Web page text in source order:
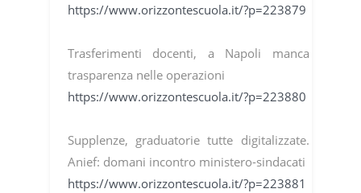
https://www.orizzontescuola.it/?p=223879
Trasferimenti docenti, a Napoli manca
trasparenza nelle operazioni
https://www.orizzontescuola.it/?p=223880
Supplenze, graduatorie tutte digitalizzate.
Anief: domani incontro ministero-sindacati
https://www.orizzontescuola.it/?p=223881